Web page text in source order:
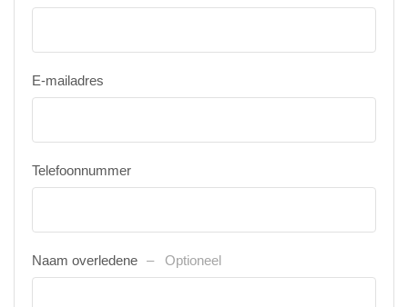
E-mailadres
Telefoonnummer
Naam overledene Optioneel